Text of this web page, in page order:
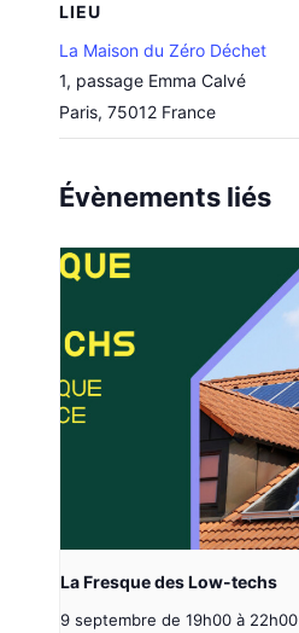
LIEU
La Maison du Zéro Déchet
1, passage Emma Calvé
Paris, 75012 France
Évènements liés
La Fresque des Low-techs
9 septembre de 19h00 à 22h00